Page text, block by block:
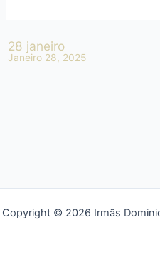
28 janeiro
Janeiro 28, 2025
Copyright © 2026 Irmãs